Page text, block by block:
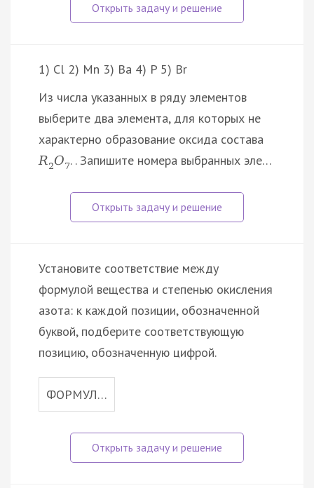
1) Cl 2) Mn 3) Ba 4) P 5) Br
Из числа указанных в ряду элементов
выберите два элемента, для которых не
характерно образование оксида состава
R2O7. . Запишите номера выбранных эле…
Установите соответствие между
формулой вещества и степенью окисления
азота: к каждой позиции, обозначенной
буквой, подберите соответствующую
позицию, обозначенную цифрой.
ФОРМУЛ…